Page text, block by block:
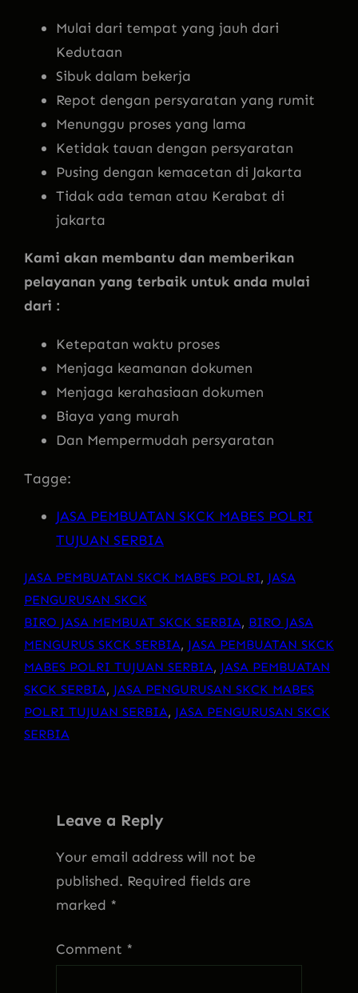
Mulai dari tempat yang jauh dari
Kedutaan
Sibuk dalam bekerja
Repot dengan persyaratan yang rumit
Menunggu proses yang lama
Ketidak tauan dengan persyaratan
Pusing dengan kemacetan di Jakarta
Tidak ada teman atau Kerabat di
jakarta
Kami akan membantu dan memberikan
pelayanan yang terbaik untuk anda mulai
dari :
Ketepatan waktu proses
Menjaga keamanan dokumen
Menjaga kerahasiaan dokumen
Biaya yang murah
Dan Mempermudah persyaratan
Tagge:
JASA PEMBUATAN SKCK MABES POLRI
TUJUAN SERBIA
JASA PEMBUATAN SKCK MABES POLRI, JASA
PENGURUSAN SKCK
BIRO JASA MEMBUAT SKCK SERBIA, BIRO JASA
MENGURUS SKCK SERBIA, JASA PEMBUATAN SKCK
MABES POLRI TUJUAN SERBIA, JASA PEMBUATAN
SKCK SERBIA, JASA PENGURUSAN SKCK MABES
POLRI TUJUAN SERBIA, JASA PENGURUSAN SKCK
SERBIA
Leave a Reply
Your email address will not be
published. Required fields are
marked *
Comment *